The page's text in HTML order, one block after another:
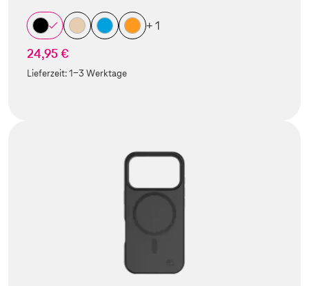
+ 1
24,95 €
Lieferzeit:1-3 Werktage